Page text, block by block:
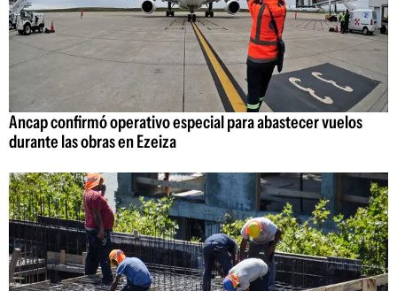
Ancap confirmó operativo especial para abastecer vuelos
durante las obras en Ezeiza